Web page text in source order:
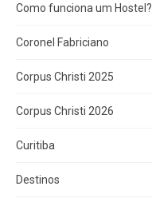
Como funciona um Hostel?
Coronel Fabriciano
Corpus Christi 2025
Corpus Christi 2026
Curitiba
Destinos